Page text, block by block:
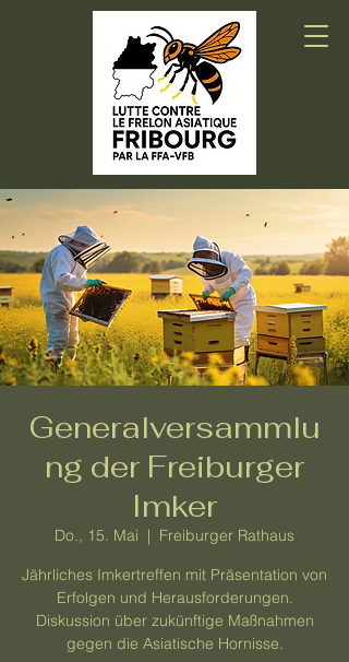
Generalversammlu
ng der Freiburger
Imker
Do., 15. Mai
  |
Freiburger Rathaus
Jährliches Imkertreffen mit Präsentation von
Erfolgen und Herausforderungen.
Diskussion über zukünftige Maßnahmen
gegen die Asiatische Hornisse.